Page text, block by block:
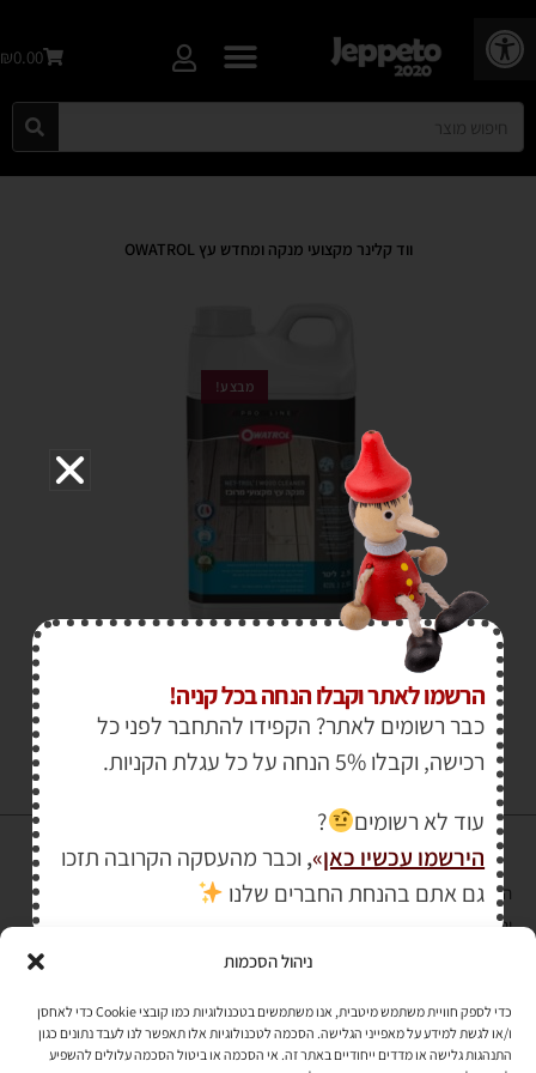
פתח סרגל נגישות
ניהול הסכמות
כדי לספק חוויית משתמש מיטבית, אנו משתמשים בטכנולוגיות כמו קובצי Cookie כדי לאחסן
ו/או לגשת למידע על מאפייני הגלישה. הסכמה לטכנולוגיות אלו תאפשר לנו לעבד נתונים כגון
התנהגות גלישה או מדדים ייחודיים באתר זה. אי הסכמה או ביטול הסכמה עלולים להשפיע
₪0.00
ווד קלינר מקצועי מנקה ומחדש עץ OWATROL
מבצע!
והעומד בתקן אבטחה PCI DSS Level-1
לתקנון האתר»
הרשמו לאתר וקבלו הנחה בכל קניה!
כבר רשומים לאתר? הקפידו להתחבר לפני כל
רכישה, וקבלו 5% הנחה על כל עגלת הקניות.
עוד לא רשומים
?
הירשמו עכשיו כאן»
, וכבר מהעסקה הקרובה תזכו
גם אתם בהנחת החברים שלנו